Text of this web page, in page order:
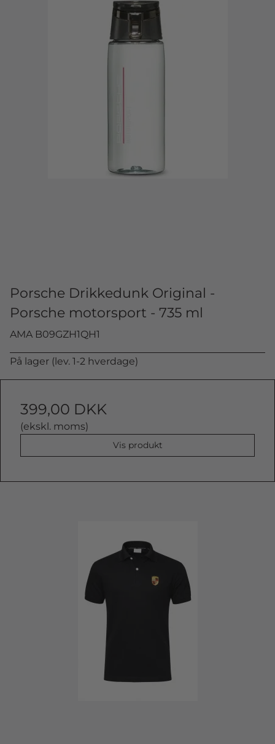
Porsche Drikkedunk Original -
Porsche motorsport - 735 ml
AMA B09GZH1QH1
På lager (lev. 1-2 hverdage)
399,00 DKK
(ekskl. moms)
Vis produkt